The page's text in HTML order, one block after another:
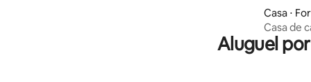
Casa ⋅
Casa de
Aluguel